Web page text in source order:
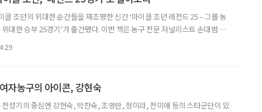
클 조던의 위대한 순간들을 재조명한 신간 ‘마이클 조던 레전드 25 – 그를 농
대한 승부 25경기’가 출간됐다. 이번 책은 농구 전문 저널리스트 손대범 기
자농구의 아이콘, 강현숙
성기의 중심엔 강현숙, 박찬숙, 조영란, 정미라, 전미애 등의 스타군단이 있